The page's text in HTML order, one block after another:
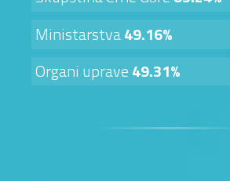
Ministarstva49.16%
Organi uprave49.31%